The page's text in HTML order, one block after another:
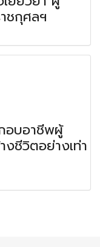
ชกุศลฯ
อบอาชีพผู้
งชีวิตอย่างเท่า